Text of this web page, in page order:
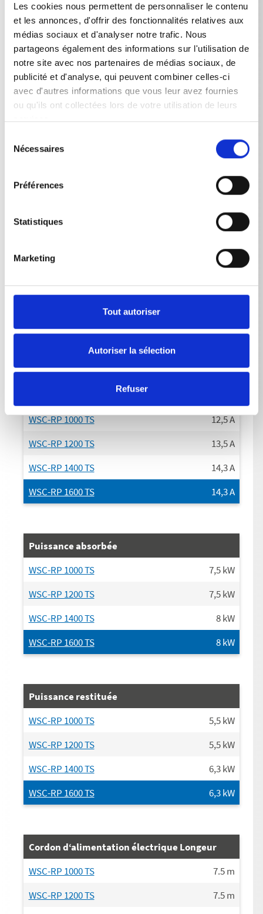
Les cookies nous permettent de personnaliser le contenu
et les annonces, d'offrir des fonctionnalités relatives aux
médias sociaux et d'analyser notre trafic. Nous
partageons également des informations sur l'utilisation de
notre site avec nos partenaires de médias sociaux, de
publicité et d'analyse, qui peuvent combiner celles-ci
avec d'autres informations que vous leur avez fournies
ou qu'ils ont collectées lors de votre utilisation de leurs
services.
Nécessaires
Préférences
Statistiques
Marketing
Tout autoriser
Autoriser la sélection
Refuser
WSC-RP 1400 TS
400 V
WSC-RP 1600 TS
Raccordement électrique Phase
WSC-RP 1000 TS
3~
WSC-RP 1200 TS
3~
WSC-RP 1600 TS
3~
50Hz
WSC-RP 1200 TS
50Hz
Raccordement électrique Ampérage
WSC-RP 1000 TS
12,5A
WSC-RP 1200 TS
13,5A
WSC-RP 1400 TS
14,3A
WSC-RP 1600 TS
14,3A
Puissance absorbée
WSC-RP 1000 TS
7,5kW
WSC-RP 1200 TS
7,5kW
WSC-RP 1400 TS
8kW
WSC-RP 1600 TS
8kW
Puissance restituée
WSC-RP 1000 TS
5,5kW
WSC-RP 1200 TS
5,5kW
WSC-RP 1400 TS
6,3kW
WSC-RP 1600 TS
6,3kW
Cordon d‘alimentation électrique Longeur
WSC-RP 1000 TS
7.5m
WSC-RP 1200 TS
7.5m